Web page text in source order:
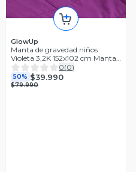
GlowUp
Manta de gravedad niños
Violeta 3,2K 152x102 cm Manta
de Peso GlowUp
0(0)
50% $39.990
$79.990